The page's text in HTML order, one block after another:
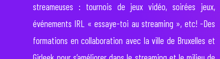
streameuses : tournois de jeux vidéo, soirées jeux,
événements IRL « essaye-toi au streaming », etc! -Des
formations en collaboration avec la ville de Bruxelles et